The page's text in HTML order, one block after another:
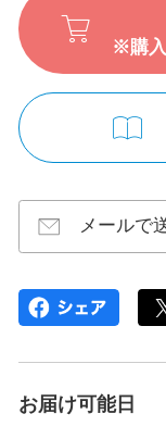
※購入
メールで
お届け可能日